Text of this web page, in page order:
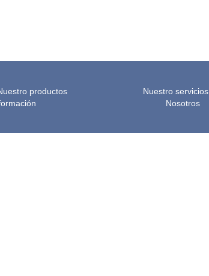
productos
Nuestro servicios
Nosotros